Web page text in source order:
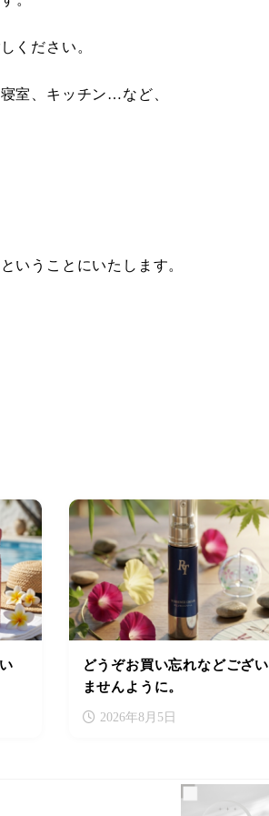
ください。
室、キッチン…など、
いうことにいたします。
どうぞお買い忘れなどござい
ませんように。
2026年8月5日